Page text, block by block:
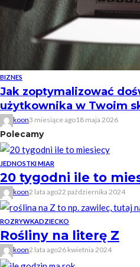
BIZNES
Jak zoptymalizować
użytkownika w Twoim
koon3 miesiące ago18 maja 2026
Polecamy
JEDNOSTKI MIAR
20 tygodni ile to
koon2 lata ago22 października 2024
ROZRYWKADZIECKO
Rośliny na literę Z
koon2 lata ago26 kwietnia 2024